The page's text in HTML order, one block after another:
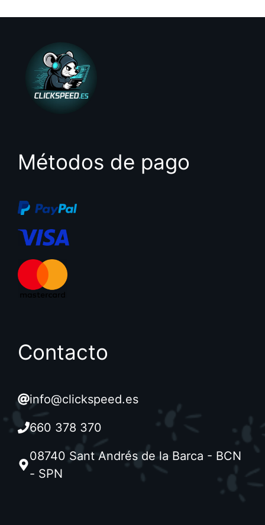
Métodos de pago
Contacto
info@clickspeed.es
660 378 370
08740 Sant Andrés de la Barca - BCN
- SPN